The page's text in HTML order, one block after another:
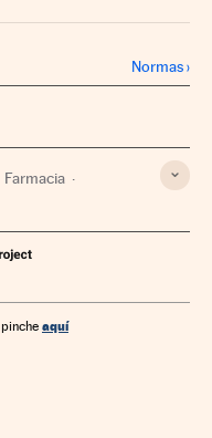
Facebook
en Twitter
Normas›
Farmacia
aquí